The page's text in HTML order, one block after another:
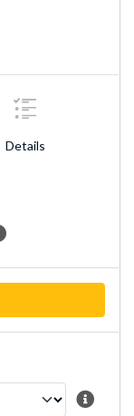
Details
sterren Gebaseerd